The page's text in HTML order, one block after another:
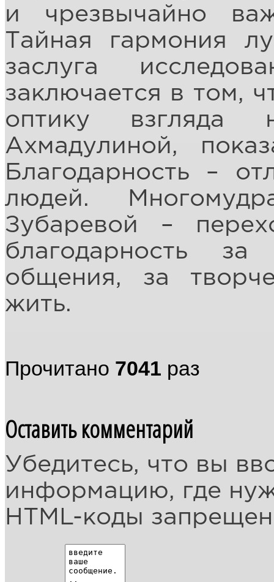
и чрезвычайно
Тайная гармония
заслуга
заключается в том,
оптику взгляда
Ахмадулиной,
Благодарность –
людей.
Зубаревой –
благодарность за
общения, за
жить.
Прочитано 7041 раз
Оставить комментарий
Убедитесь, что вы
информацию, где
HTML-коды